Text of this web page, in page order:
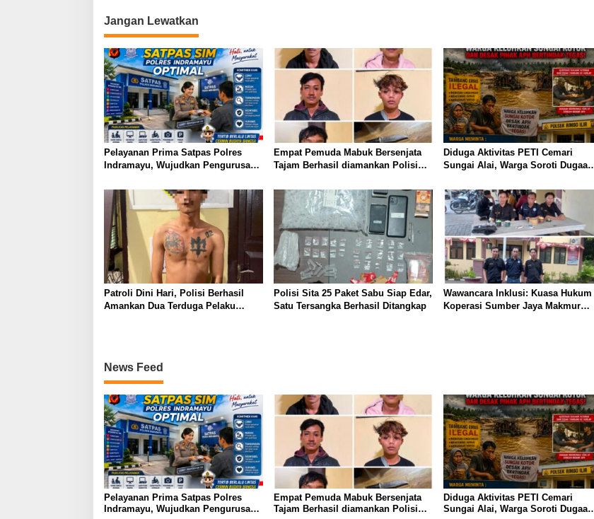
Jangan Lewatkan
Pelayanan Prima Satpas Polres
Indramayu, Wujudkan Pengurusan
Empat Pemuda Mabuk Bersenjata
Tajam Berhasil diamankan Polisi
Diduga Aktivitas PETI Cemari
Sungai Alai, Warga Soroti Dugaan
Minta Penegakan Hukum
Transparan
Patroli Dini Hari, Polisi Berhasil
Amankan Dua Terduga Pelaku
Polisi Sita 25 Paket Sabu Siap Edar,
Satu Tersangka Berhasil Ditangkap
Wawancara Inklusi: Kuasa Hukum
Koperasi Sumber Jaya Makmur
News Feed
Pelayanan Prima Satpas Polres
Indramayu, Wujudkan Pengurusan
Empat Pemuda Mabuk Bersenjata
Tajam Berhasil diamankan Polisi
Diduga Aktivitas PETI Cemari
Sungai Alai, Warga Soroti Dugaan